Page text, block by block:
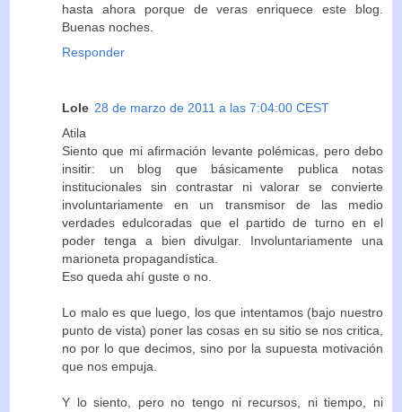
hasta ahora porque de veras enriquece este blog.
Buenas noches.
Responder
Lole 28 de marzo de 2011 a las 7:04:00 CEST
Atila
Siento que mi afirmación levante polémicas, pero debo
insitir: un blog que básicamente publica notas
institucionales sin contrastar ni valorar se convierte
involuntariamente en un transmisor de las medio
verdades edulcoradas que el partido de turno en el
poder tenga a bien divulgar. Involuntariamente una
marioneta propagandística.
Eso queda ahí guste o no.
Lo malo es que luego, los que intentamos (bajo nuestro
punto de vista) poner las cosas en su sitio se nos critica,
no por lo que decimos, sino por la supuesta motivación
que nos empuja.
Y lo siento, pero no tengo ni recursos, ni tiempo, ni